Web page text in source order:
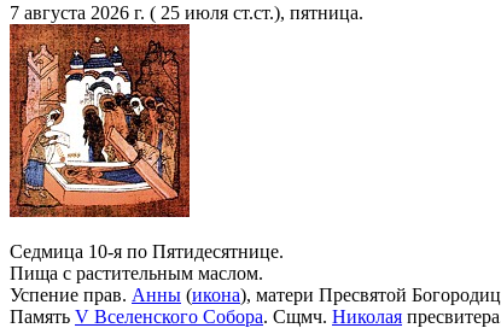
7 августа 2026 г. ( 25 июля ст.ст.), пятница.
Седмица 10-я по Пятидесятнице.
Пища с растительным маслом.
Успение прав. Анны (икона), матери Пресвятой
Память V Вселенского Собора. Сщмч. Николая